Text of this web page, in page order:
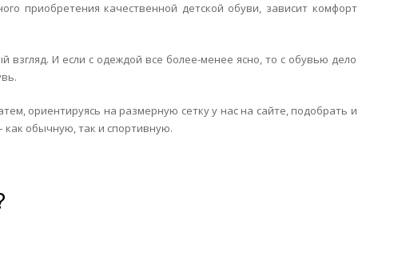
приобретения качественной детской обуви, зависит комфорт
взгляд. И если с одеждой все более-менее ясно, то с обувью дело
ориентируясь на размерную сетку у нас на сайте, подобрать и
как обычную, так и спортивную.